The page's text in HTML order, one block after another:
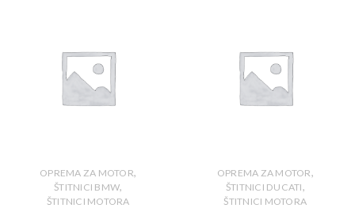
OPREMA ZA MOTOR,
ŠTITNICI BMW,
ŠTITNICI MOTORA
OPREMA ZA MOTOR,
ŠTITNICI DUCATI,
ŠTITNICI MOTORA